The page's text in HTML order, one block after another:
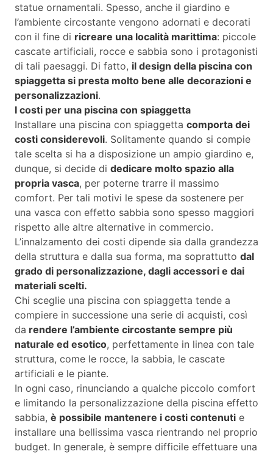
statue ornamentali. Spesso, anche il giardino e
l’ambiente circostante vengono adornati e decorati
con il fine di ricreare una località marittima: piccole
cascate artificiali, rocce e sabbia sono i protagonisti
di tali paesaggi. Di fatto, il design della piscina con
spiaggetta si presta molto bene alle decorazioni e
personalizzazioni.
I costi per una piscina con spiaggetta
Installare una piscina con spiaggetta comporta dei
costi considerevoli. Solitamente quando si compie
tale scelta si ha a disposizione un ampio giardino e,
dunque, si decide di dedicare molto spazio alla
propria vasca, per poterne trarre il massimo
comfort. Per tali motivi le spese da sostenere per
una vasca con effetto sabbia sono spesso maggiori
rispetto alle altre alternative in commercio.
L’innalzamento dei costi dipende sia dalla grandezza
della struttura e dalla sua forma, ma soprattutto dal
grado di personalizzazione, dagli accessori e dai
materiali scelti.
Chi sceglie una piscina con spiaggetta tende a
compiere in successione una serie di acquisti, così
da rendere l’ambiente circostante sempre più
naturale ed esotico, perfettamente in linea con tale
struttura, come le rocce, la sabbia, le cascate
artificiali e le piante.
In ogni caso, rinunciando a qualche piccolo comfort
e limitando la personalizzazione della piscina effetto
sabbia, è possibile mantenere i costi contenuti e
installare una bellissima vasca rientrando nel proprio
budget. In generale, è sempre difficile effettuare una